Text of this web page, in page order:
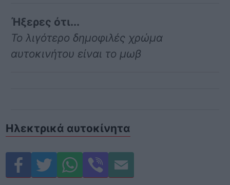
Ήξερες ότι...
Το λιγότερο δημοφιλές χρώμα
αυτοκινήτου είναι το μωβ
Ηλεκτρικά αυτοκίνητα